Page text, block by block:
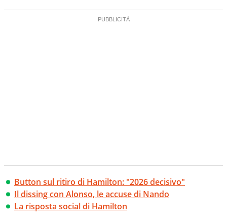
Button sul ritiro di Hamilton: "2026 decisivo"
Il dissing con Alonso, le accuse di Nando
La risposta social di Hamilton